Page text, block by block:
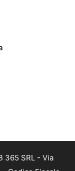
365 SRL - Via